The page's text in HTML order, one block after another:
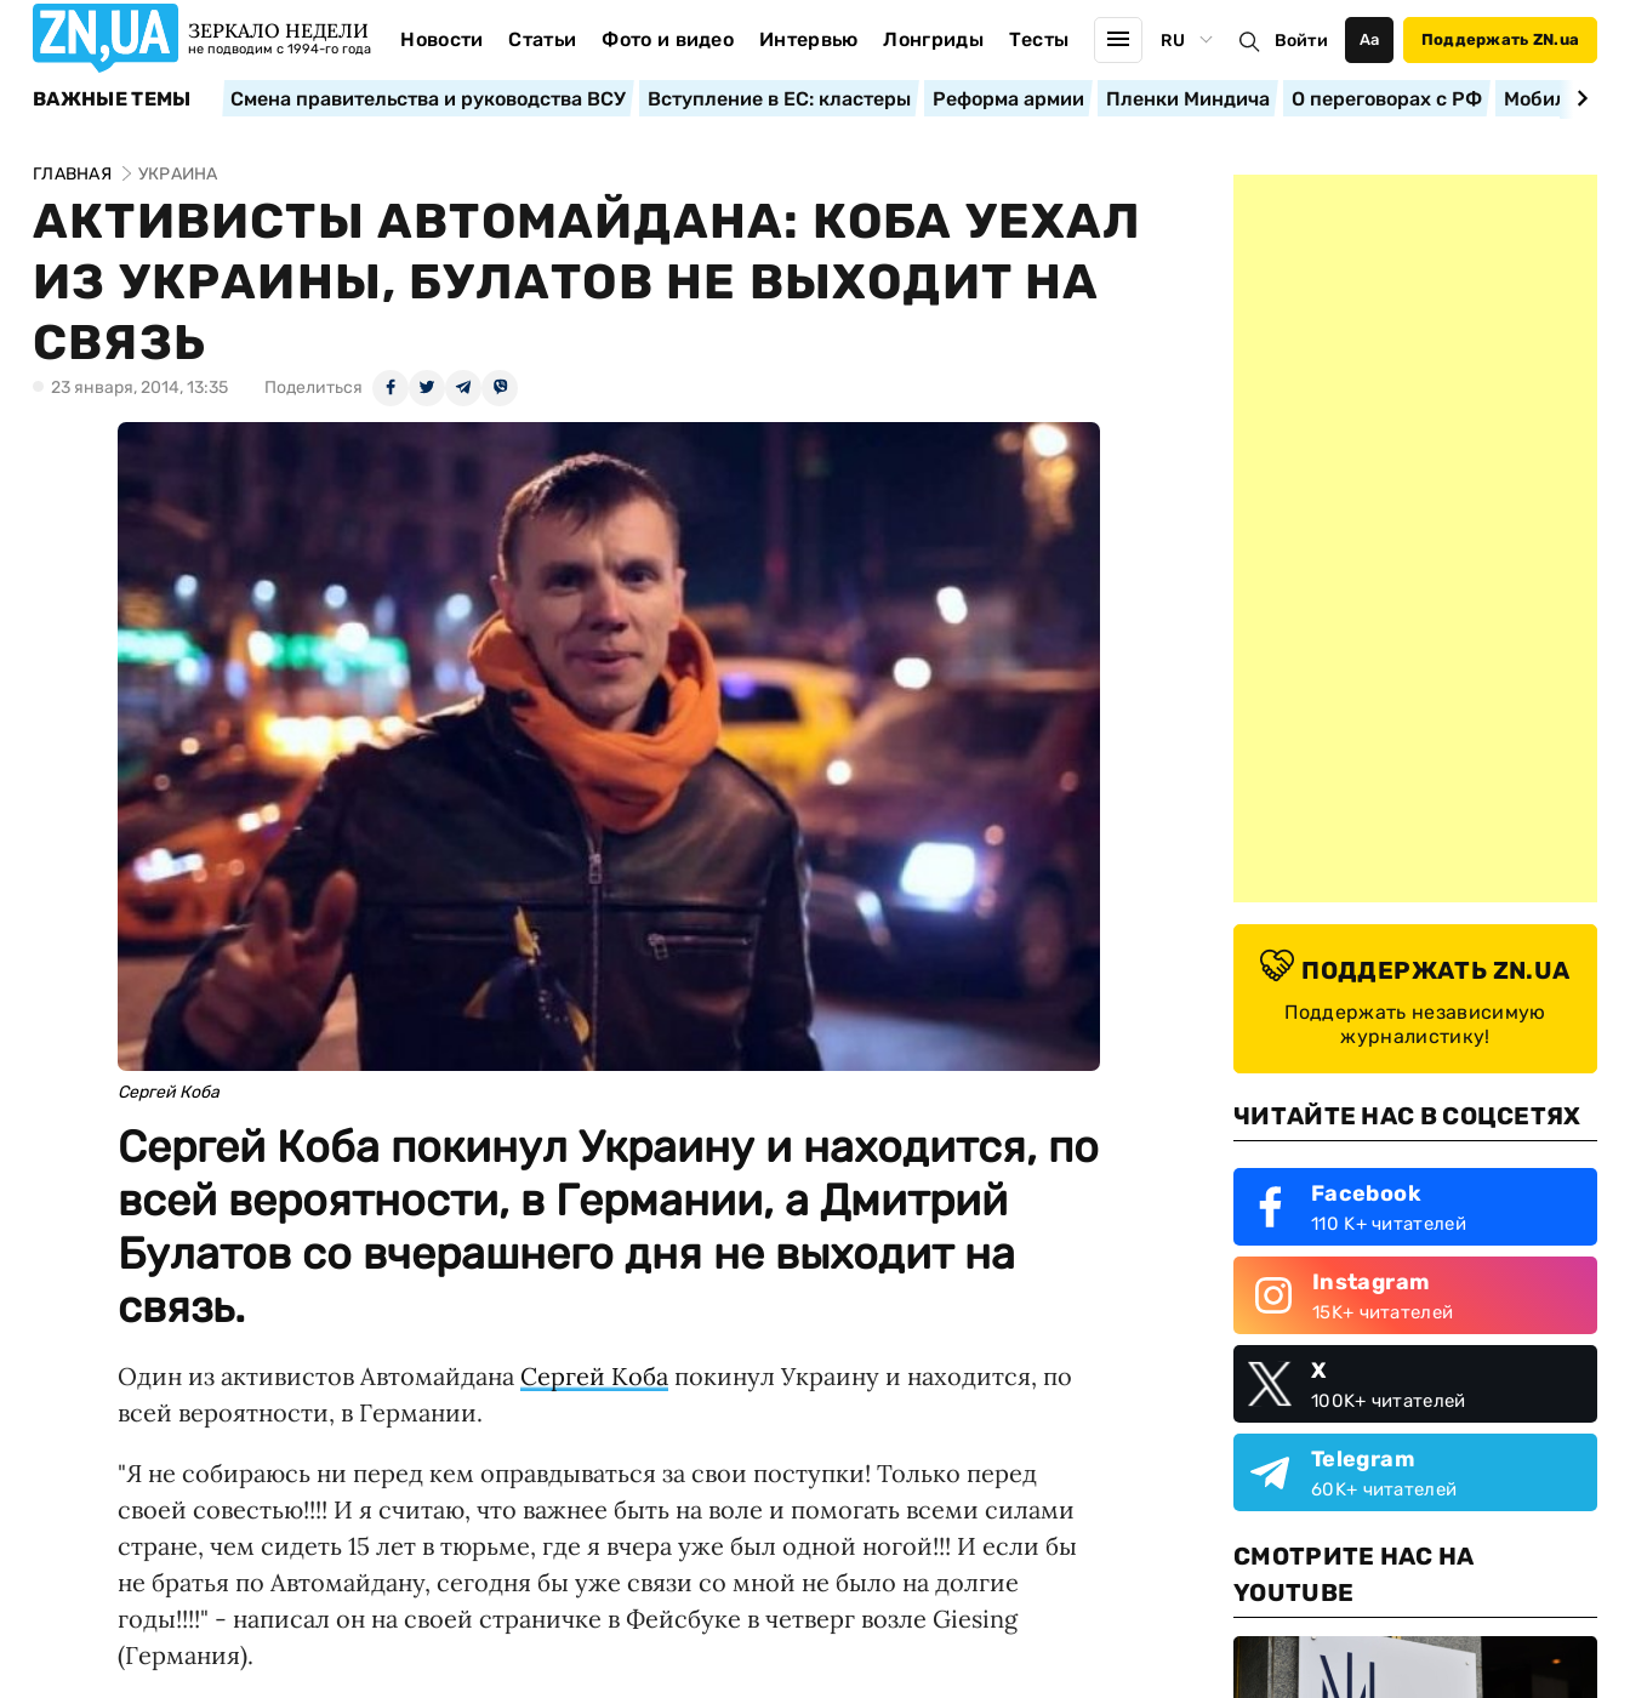
ЗЕРКАЛО НЕДЕЛИ
не подводим с 1994-го года Новости Статьи Фото и видео Интервью Лонгриды Тесты RU Войти Аа Поддержать ZN.ua
ВАЖНЫЕ ТЕМЫ Смена правительства и руководства ВСУ Вступление в ЕС: кластеры Реформа армии Пленки Миндича О переговорах с РФ
ГЛАВНАЯ УКРАИНА
АКТИВИСТЫ АВТОМАЙДАНА: КОБА УЕХАЛ
ИЗ УКРАИНЫ, БУЛАТОВ НЕ ВЫХОДИТ НА
СВЯЗЬ
23 января, 2014, 13:35 Поделиться
Сергей Коба
Сергей Коба покинул Украину и находится, по
всей вероятности, в Германии, а Дмитрий
Булатов со вчерашнего дня не выходит на
связь.
Один из активистов Автомайдана Сергей Коба покинул Украину и находится, по
всей вероятности, в Германии.
"Я не собираюсь ни перед кем оправдываться за свои поступки! Только перед
своей совестью!!!! И я считаю, что важнее быть на воле и помогать всеми силами
стране, чем сидеть 15 лет в тюрьме, где я вчера уже был одной ногой!!! И если бы
не братья по Автомайдану, сегодня бы уже связи со мной не было на долгие
годы!!!!" - написал он на своей страничке в Фейсбуке в четверг возле Giesing
(Германия).
ПОДДЕРЖАТЬ ZN.UA
Поддержать независимую
журналистику!
ЧИТАЙТЕ НАС В СОЦСЕТЯХ
Facebook
110 K+ читателей
Instagram
15K+ читателей
X
100K+ читателей
Telegram
60K+ читателей
СМОТРИТЕ НАС НА
YOUTUBE